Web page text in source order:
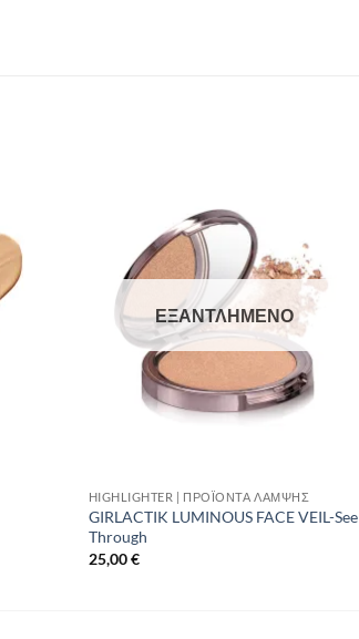
ΕΞΑΝΤΛΗΜΈΝΟ
HIGHLIGHTER | ΠΡΟΪΌΝΤΑ ΛΆΜΨΗΣ
GIRLACTIK LUMINOUS FACE VEIL-See
Through
25,00€